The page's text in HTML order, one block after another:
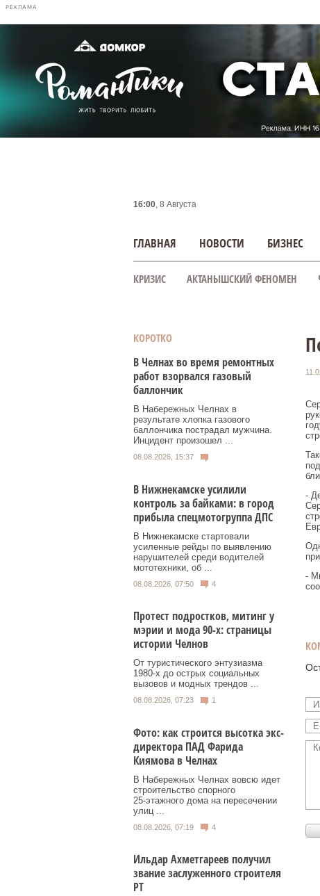
РЕКЛАМА
16:00, 8 Августа
ГЛАВНАЯ НОВОСТИ БИЗНЕС
КРИЗИС АКТАНЫШСКИЙ ФЕНОМЕН
КОРОТКО
В Челнах во время ремонтных
работ взорвался газовый
баллончик
В Набережных Челнах в
результате хлопка газового
баллончика пострадал мужчина.
Инцидент произошел ...
08.08.2026, 15:37
В Нижнекамске усилили
контроль за байками: в город
прибыла спецмотогруппа ДПС
В Нижнекамске стартовали
усиленные рейды по выявлению
нарушителей среди водителей
мототехники, об ...
08.08.2026, 07:50 4
Протест подростков, митинг у
мэрии и мода 90-х: страницы
истории Челнов
От туристического энтузиазма
1980‑х до острых социальных
вызовов и модных трендов ...
08.08.2026, 07:23 1
Фото: как строится высотка экс-
директора ПАД Фарида
Киямова в Челнах
В Набережных Челнах вовсю идет
строительство спорного
25‑этажного дома на пересечении
улиц ...
08.08.2026, 07:19 4
Ильдар Ахметгареев получил
звание заслуженного строителя
РТ
-
-